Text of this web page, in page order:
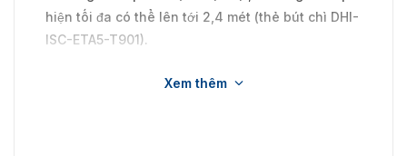
hiện tối đa có thể lên tới 2,4 mét (thẻ bút chì DHI-
ISC-ETA5-T901).
trong môi trường điện từ phức tạp.
Xem thêm